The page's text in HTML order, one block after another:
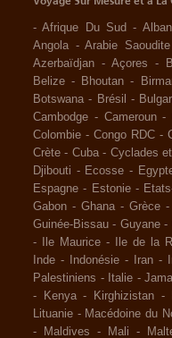
-Afrique Du Sud -
Angola -Arabie Saoudite
Azerbaïdjan - Açores -
Belize - Bhoutan -
Botswana - Brésil -
Cambodge - Cameroun -
Colombie - Congo RDC -
Crète - Cuba - Cyclades
Djibouti - Ecosse -
Espagne - Estonie -
Gabon - Ghana - Grèce -
Guinée-Bissau - Guyane -
-
Ile Maurice - Ile de la
Inde - Indonésie - Iran -
Palestiniens - Italie -
-
Kenya - Kirghizistan -
Lituanie - Macédoine du
-
Maldives - Mali -